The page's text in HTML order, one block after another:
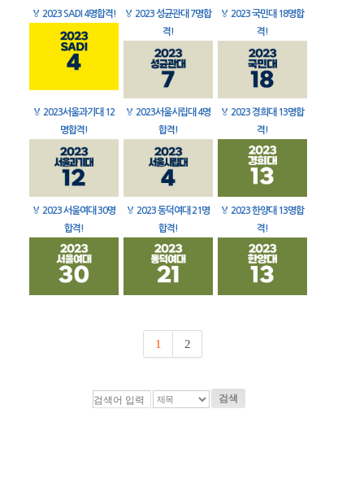
🏅 2023 SADI 4명합격! 🏅 2023 성균관대 7명합
격!
🏅 2023 국민대 18명합
격!
🏅 2023서울과기대 12
명합격!
🏅 2023서울시립대 4명
합격!
🏅 2023 경희대 13명합
격!
🏅 2023 서울여대 30명
합격!
🏅 2023 동덕여대 21명
합격!
🏅 2023 한양대 13명합
격!
1 2
검색